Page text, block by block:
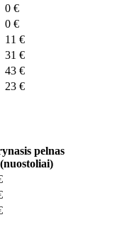
0 €
0 €
11 €
31 €
43 €
23 €
pelnas
(nuostoliai)